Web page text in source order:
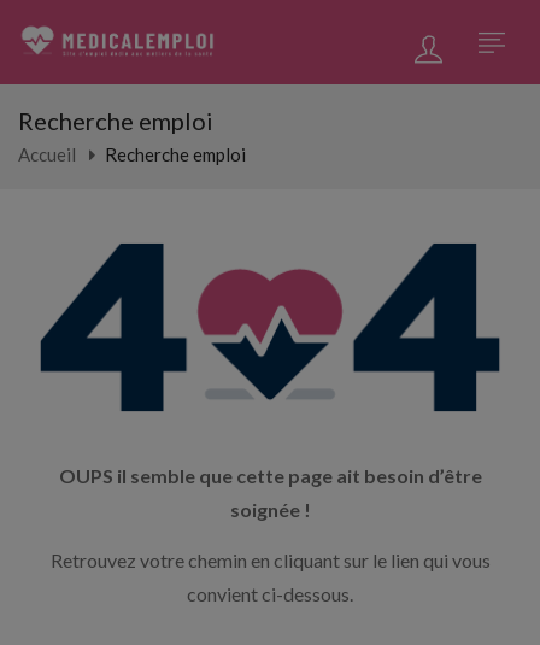
Recherche emploi
Accueil Recherche emploi
OUPS il semble que cette page ait besoin d’être
soignée !
Retrouvez votre chemin en cliquant sur le lien qui vous
convient ci-dessous.